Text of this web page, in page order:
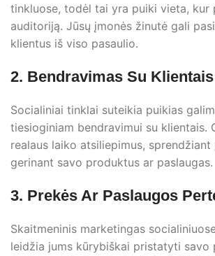
tinkluose, todėl tai yra puiki vieta, kur
auditoriją. Jūsų įmonės žinutė gali
klientus iš viso pasaulio.
2. Bendravimas Su Klientais
Socialiniai tinklai suteikia puikias
tiesioginiam bendravimui su klientais.
realaus laiko atsiliepimus,
gerinant savo produktus ar paslaugas.
3. Prekės Ar Paslaugos
Skaitmeninis marketingas
leidžia jums kūrybiškai pristatyti savo